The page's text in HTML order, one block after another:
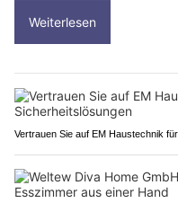
Weiterlesen
Vertrauen Sie auf EM Haustechnik